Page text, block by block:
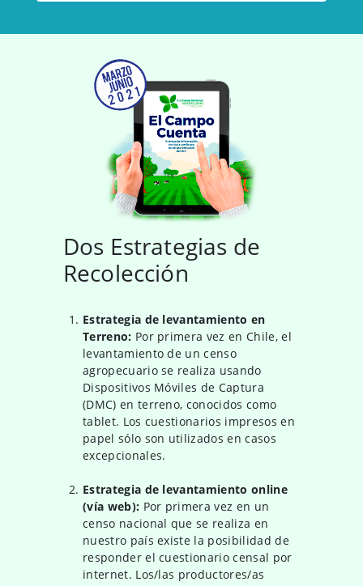
Dos Estrategias de
Recolección
Estrategia de levantamiento en
Terreno: Por primera vez en Chile, el
levantamiento de un censo
agropecuario se realiza usando
Dispositivos Móviles de Captura
(DMC) en terreno, conocidos como
tablet. Los cuestionarios impresos en
papel sólo son utilizados en casos
excepcionales.
Estrategia de levantamiento online
(vía web): Por primera vez en un
censo nacional que se realiza en
nuestro país existe la posibilidad de
responder el cuestionario censal por
internet. Los/las productores/as